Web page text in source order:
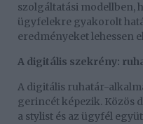
szolgáltatási modellben,
ügyfelekre gyakorolt
eredményeket lehessen
A digitális szekrény:
A digitális ruhatár-
gerincét képezik. Közös
a stylist és az ügyfél